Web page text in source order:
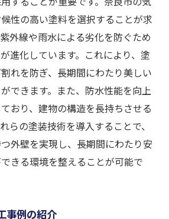
性の高い塗料を選択することが求
外線や雨水による劣化を防ぐため
進化しています。これにより、塗
れを防ぎ、長期間にわたり美しい
できます。また、防水性能を向上
おり、建物の構造を長持ちさせる
らの塗装技術を導入することで、
外壁を実現し、長期間にわたり安
きる環境を整えることが可能で
事例の紹介